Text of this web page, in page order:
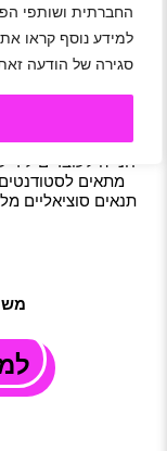
החברתית ושותפי
למידע נוסף קראו את
סגירה של הודעה
אזור מרכז|
גיל 21 ומעלה
|
זה הזמן להגיע
חנייה לעובדים ליד
מתאים
תנאים סוציאליים